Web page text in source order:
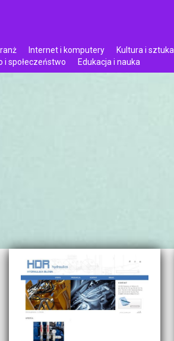
Internet i komputery Kultura i sztuka
i społeczeństwo Edukacja i nauka